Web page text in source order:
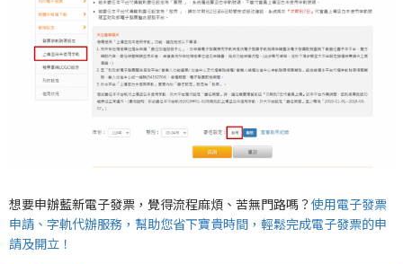
想要申辦藍新電子發票，覺得流程麻煩、苦無門路嗎？使用電子發票
申請、字軌代辦服務，幫助您省下寶貴時間，輕鬆完成電子發票的申
請及開立！